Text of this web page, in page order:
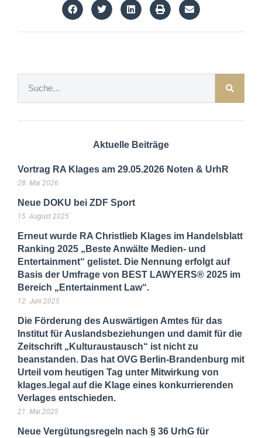
Aktuelle Beiträge
Vortrag RA Klages am 29.05.2026 Noten & UrhR
28. Mai 2026
Neue DOKU bei ZDF Sport
15. August 2025
Erneut wurde RA Christlieb Klages im Handelsblatt
Ranking 2025 „Beste Anwälte Medien- und
Entertainment“ gelistet. Die Nennung erfolgt auf
Basis der Umfrage von BEST LAWYERS® 2025 im
Bereich „Entertainment Law“.
12. Juni 2025
Die Förderung des Auswärtigen Amtes für das
Institut für Auslandsbeziehungen und damit für die
Zeitschrift „Kulturaustausch“ ist nicht zu
beanstanden. Das hat OVG Berlin-Brandenburg mit
Urteil vom heutigen Tag unter Mitwirkung von
klages.legal auf die Klage eines konkurrierenden
Verlages entschieden.
21. Mai 2025
Neue Vergütungsregeln nach § 36 UrhG für